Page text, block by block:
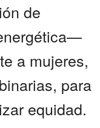
de
a mujeres,
para
equidad.